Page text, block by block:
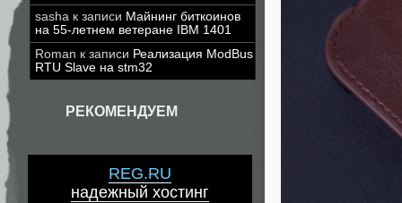
sasha к записи Майнинг биткоинов
на 55-летнем ветеране IBM 1401
Roman к записи Реализация ModBus
RTU Slave на stm32
РЕКОМЕНДУЕМ
REG.RU
надежный хостинг